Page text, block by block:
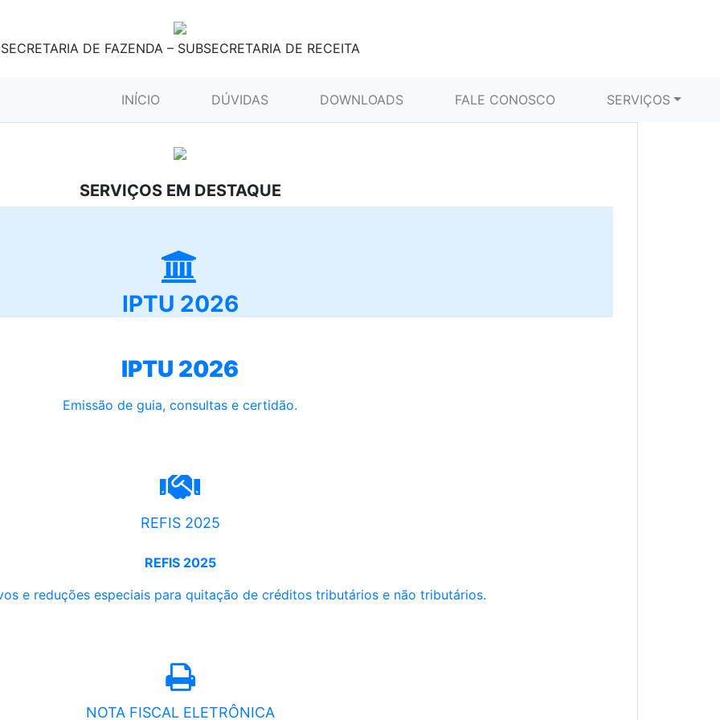
SECRETARIA DE FAZENDA – SUBSECRETARIA DE RECEITA
INÍCIO (CURRENT)DÚVIDAS DOWNLOADS FALE CONOSCO SERVIÇOS
SERVIÇOS EM DESTAQUE
IPTU 2026
IPTU 2026
Emissão de guia, consultas e certidão.
REFIS 2025
REFIS 2025
e reduções especiais para quitação de créditos tributários e não tributários.
NOTA FISCAL ELETRÔNICA